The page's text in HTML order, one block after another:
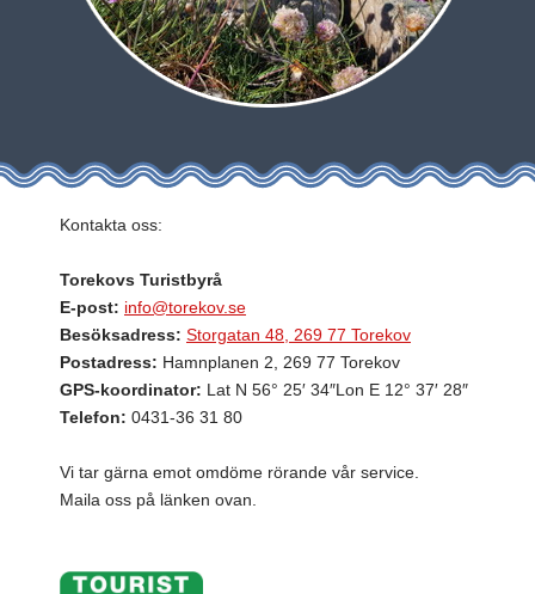
Kontakta oss:
Torekovs Turistbyrå
E-post: info@torekov.se
Besöksadress: Storgatan 48, 269 77 Torekov
Postadress: Hamnplanen 2, 269 77 Torekov
GPS-koordinator: Lat N 56° 25′ 34″Lon E 12° 37′ 28″
Telefon: 0431-36 31 80
Vi tar gärna emot omdöme rörande vår service.
Maila oss på länken ovan.